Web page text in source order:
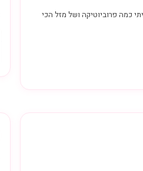
כמה פרוביוטיקה ושל מזל הכי